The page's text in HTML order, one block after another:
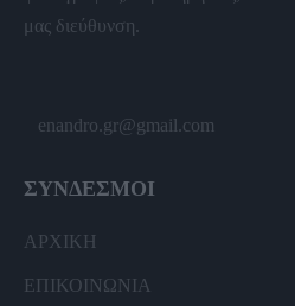
μας διεύθυνση.
enandro.gr@gmail.com
ΣΥΝΔΕΣΜΟΙ
ΑΡΧΙΚΗ
ΕΠΙΚΟΙΝΩΝΙΑ